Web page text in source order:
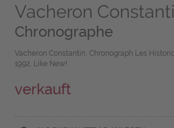
Vacheron
Chronographe
Vacheron Constantin, Chronograph Les
1992, Like New!
verkauft